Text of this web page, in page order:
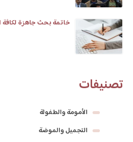
خاتمة بحث جاهزة لكافة
تصنيفات
الأمومة والطفولة
التجميل والموضة